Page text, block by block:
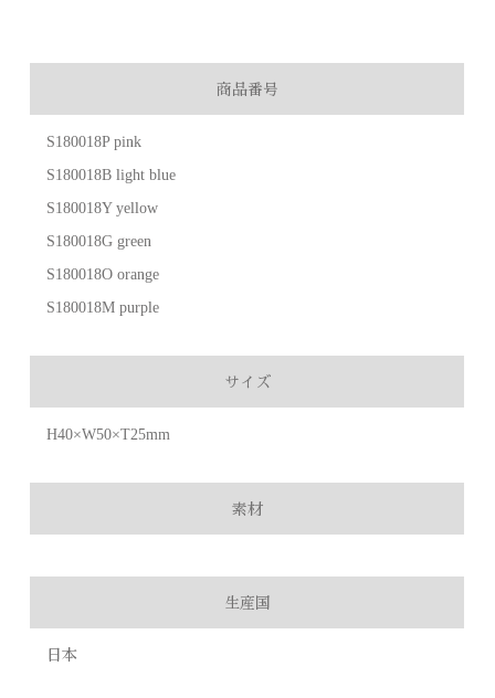
商品番号
S180018P pink
S180018B light blue
S180018Y yellow
S180018G green
S180018O orange
S180018M purple
サイズ
H40×W50×T25mm
素材
生産国
日本